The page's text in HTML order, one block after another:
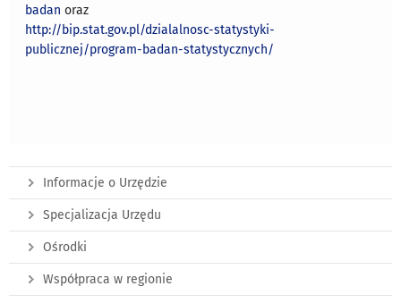
badan oraz
http://bip.stat.gov.pl/dzialalnosc-statystyki-
publicznej/program-badan-statystycznych/
Informacje o Urzędzie
Specjalizacja Urzędu
Ośrodki
Współpraca w regionie